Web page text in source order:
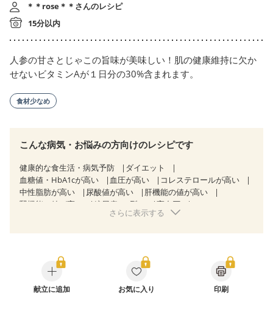
＊＊rose＊＊さんのレシピ
15分以内
人参の甘さとじゃこの旨味が美味しい！肌の健康維持に欠か
せないビタミンAが１日分の30%含まれます。
食材少なめ
こんな病気・お悩みの方向けのレシピです
健康的な食生活・病気予防
ダイエット
血糖値・HbA1cが高い
血圧が高い
コレステロールが高い
中性脂肪が高い
尿酸値が高い
肝機能の値が高い
腎機能の値が高い
糖尿病（2型）
高血圧
逆流性食道炎
CKD（ステージ３b）
乳がん（抗がん剤治療中）
乳がん（ホルモン療法中）
乳がん（放射線治療中）
乳がん治療を終えた方・経過観察中の方など
さらに表示する
献立に追加 お気に入り 印刷